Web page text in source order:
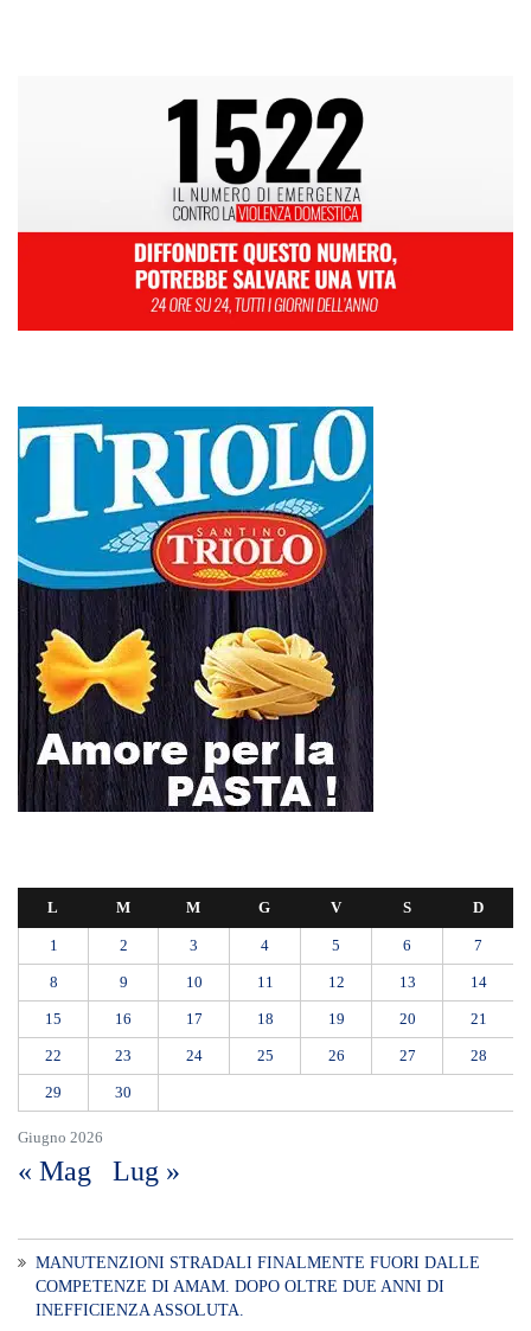
Giugno 2026
L M M G V S D
1 2 3 4 5 6 7
8 9 10 11 12 13 14
15 16 17 18 19 20 21
22 23 24 25 26 27 28
29 30
« Mag Lug »
MANUTENZIONI STRADALI FINALMENTE FUORI DALLE
COMPETENZE DI AMAM. DOPO OLTRE DUE ANNI DI
INEFFICIENZA ASSOLUTA.